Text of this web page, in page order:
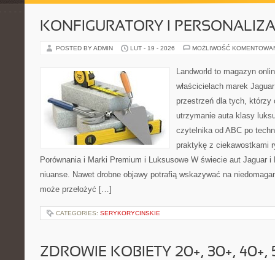
KONFIGURATORY I
POSTED BY ADMIN LUT - 19 - 2026 MOŻLIWOŚĆ
Landworld to magazyn
właścicielach marek
przestrzeń dla tych, którzy
utrzymanie auta klasy
czytelnika od ABC po
praktykę z ciekawostkami
Porównania i Marki Premium i Luksusowe W świecie aut Jaguar i
niuanse. Nawet drobne objawy potrafią wskazywać na
może przełożyć […]
CATEGORIES: SERYKORYCINSKIE
ZDROWIE KOBIETY 20+, 30+, 40+,